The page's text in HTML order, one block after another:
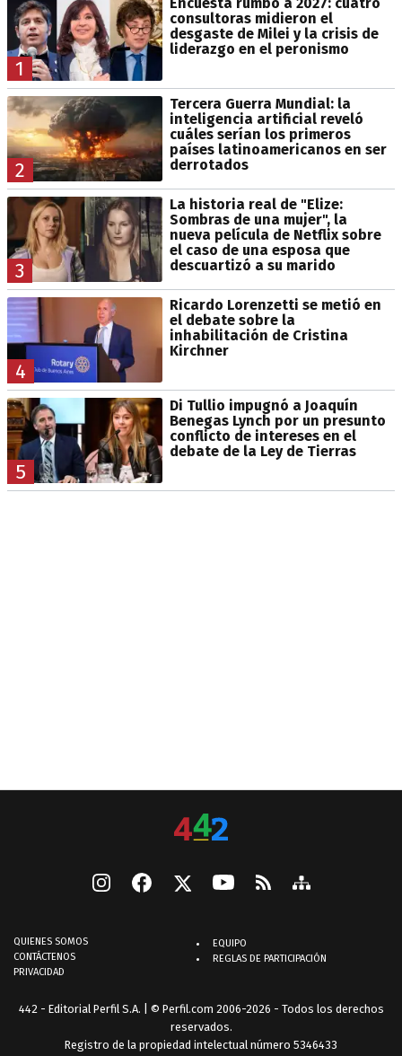
1
consultoras midieron el
desgaste de Milei y la crisis de
liderazgo en el peronismo
2
Tercera Guerra Mundial: la
inteligencia artificial reveló
cuáles serían los primeros
países latinoamericanos en ser
derrotados
3
La historia real de "Elize:
Sombras de una mujer", la
nueva película de Netflix sobre
el caso de una esposa que
descuartizó a su marido
4
Ricardo Lorenzetti se metió en
el debate sobre la
inhabilitación de Cristina
Kirchner
5
Di Tullio impugnó a Joaquín
Benegas Lynch por un presunto
conflicto de intereses en el
debate de la Ley de Tierras
QUIENES SOMOS
CONTÁCTENOS
PRIVACIDAD
EQUIPO
REGLAS DE PARTICIPACIÓN
442 - Editorial Perfil S.A. | © Perfil.com 2006-2026 - Todos los derechos
reservados.
Registro de la propiedad intelectual número 5346433